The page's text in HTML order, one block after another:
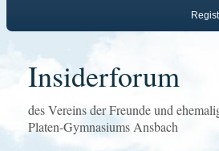
Insiderforum
des Vereins der Freunde und
Platen-Gymnasiums Ansbach